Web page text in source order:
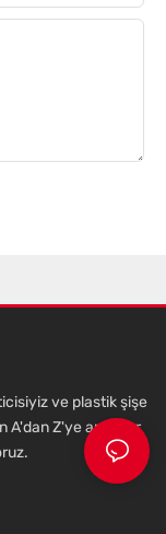
ve plastik şişe
A'dan Z'ye anahtar